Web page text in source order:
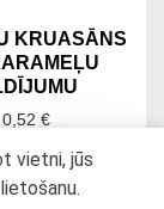
KRUASĀNS
0,52 €
vietni, jūs